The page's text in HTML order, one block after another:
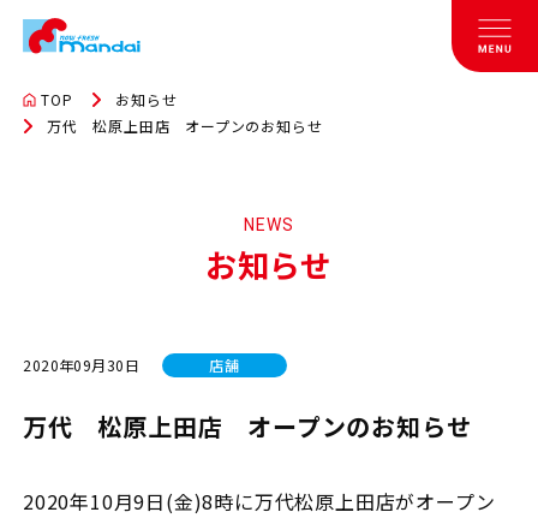
TOP
お知らせ
万代 松原上田店 オープンのお知らせ
NEWS
お知らせ
2020年09月30日 店舗
万代 松原上田店 オープンのお知らせ
2020年10月9日(金)8時に万代松原上田店がオープン